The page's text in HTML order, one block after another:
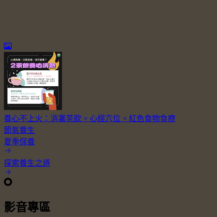
養心不上火：消暑茶飲 × 心經穴位 × 紅色食物食療
節氣養生
夏季保養
探索養生之道
影音專區